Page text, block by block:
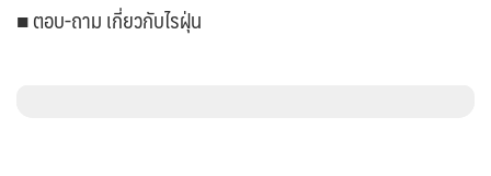
■ ตอบ-ถาม เกี่ยวกับไรฝุ่น